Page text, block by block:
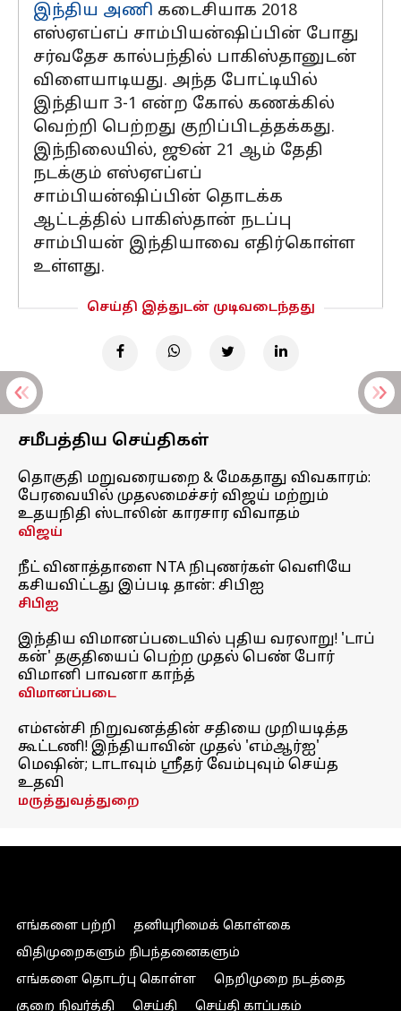
இந்திய அணி கடைசியாக 2018
எஸ்ஏஎப்எப் சாம்பியன்ஷிப்பின் போது
சர்வதேச கால்பந்தில் பாகிஸ்தானுடன்
விளையாடியது. அந்த போட்டியில்
இந்தியா 3-1 என்ற கோல் கணக்கில்
வெற்றி பெற்றது குறிப்பிடத்தக்கது.
இந்நிலையில், ஜூன் 21 ஆம் தேதி
நடக்கும் எஸ்ஏஎப்எப்
சாம்பியன்ஷிப்பின் தொடக்க
ஆட்டத்தில் பாகிஸ்தான் நடப்பு
சாம்பியன் இந்தியாவை எதிர்கொள்ள
உள்ளது.
செய்தி இத்துடன் முடிவடைந்தது
சமீபத்திய செய்திகள்
தொகுதி மறுவரையறை & மேகதாது விவகாரம்:
பேரவையில் முதலமைச்சர் விஜய் மற்றும்
உதயநிதி ஸ்டாலின் காரசார விவாதம்
விஜய்
நீட் வினாத்தாளை NTA நிபுணர்கள் வெளியே
கசியவிட்டது இப்படி தான்: சிபிஐ
சிபிஐ
இந்திய விமானப்படையில் புதிய வரலாறு! 'டாப்
கன்' தகுதியைப் பெற்ற முதல் பெண் போர்
விமானி பாவனா காந்த்
விமானப்படை
எம்என்சி நிறுவனத்தின் சதியை முறியடித்த
கூட்டணி! இந்தியாவின் முதல் 'எம்ஆர்ஐ'
மெஷின்; டாடாவும் ஸ்ரீதர் வேம்புவும் செய்த
உதவி
மருத்துவத்துறை
எங்களை பற்றி
தனியுரிமைக் கொள்கை
விதிமுறைகளும் நிபந்தனைகளும்
எங்களை தொடர்பு கொள்ள
நெறிமுறை நடத்தை
குறை நிவர்த்தி
செய்தி செய்தி காப்பகம்